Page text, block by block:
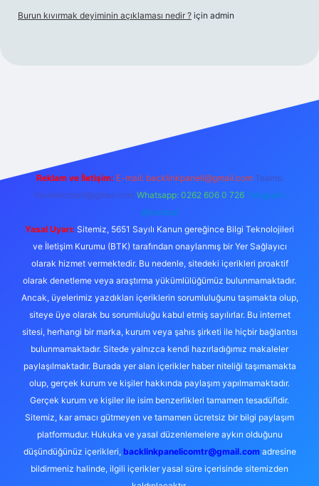
Burun kıvırmak deyiminin açıklaması nedir ? için admin
Reklam ve İletişim: E-mail: backlinkpaneli@gmail.com Teams:
forumhizmeti@gmail.com Whatsapp: 0262 606 0 726 Telegram:
@karabul
Yasal Uyarı: Sitemiz, 5651 Sayılı Kanun gereğince Bilgi Teknolojileri
ve İletişim Kurumu (BTK) tarafından onaylanmış bir Yer Sağlayıcı
olarak hizmet vermektedir. Bu nedenle, sitedeki içerikleri proaktif
olarak denetleme veya araştırma yükümlülüğümüz bulunmamaktadır.
Ancak, üyelerimiz yazdıkları içeriklerin sorumluluğunu taşımakta olup,
siteye üye olarak bu sorumluluğu kabul etmiş sayılırlar. Bu internet
sitesi, herhangi bir marka, kurum veya şahıs şirketi ile hiçbir bağlantısı
bulunmamaktadır. Sitede yalnızca kendi hazırladığımız makaleler
paylaşılmaktadır. Burada yer alan içerikler haber niteliği taşımamakta
olup, gerçek kurum ve kişiler hakkında paylaşım yapılmamaktadır.
Gerçek kurum ve kişiler ile isim benzerlikleri tamamen tesadüfidir.
Sitemiz, kar amacı gütmeyen ve tamamen ücretsiz bir bilgi paylaşım
platformudur. Hukuka ve yasal düzenlemelere aykırı olduğunu
düşündüğünüz içerikleri, backlinkpanelicomtr@gmail.comadresine
bildirmeniz halinde, ilgili içerikler yasal süre içerisinde sitemizden